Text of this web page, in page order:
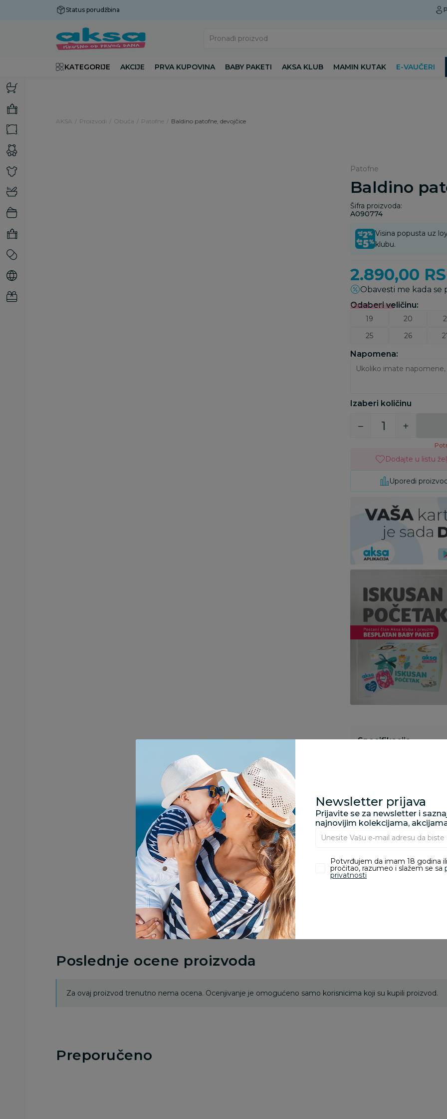
Status porudžbina
Pronađi proizvod
KATEGORIJE AKCIJE PRVA KUPOVINA BABY PAKETI AKSA KLUB MAMIN KUTAK E-VAUČERI
AKSA Proizvodi Obuća Patofne Baldino patofne, devojčice
Patofne
Baldino
Šifra proizvoda:
A090774
Visina popusta uz
klubu.
2.890,00
Obavesti me kada se
Odaberi veličinu:
Odredi veličinu
19 20
25
26
Napomena:
Izaberi količinu
Dodajte u listu
Uporedi
Specifikacija
Kupovina bez rizika:
odustajanje od
Poslednje ocene proizvoda
Za ovaj proizvod trenutno nema ocena. Ocenjivanje je omogućeno samo korisnicima koji su kupili proizvod.
Preporučeno
Newsletter prijava
Prijavite se za newsletter i
najnovijim kolekcijama,
Potvrđujem da imam 18 godina
pročitao, razumeo i slažem se sa
privatnosti